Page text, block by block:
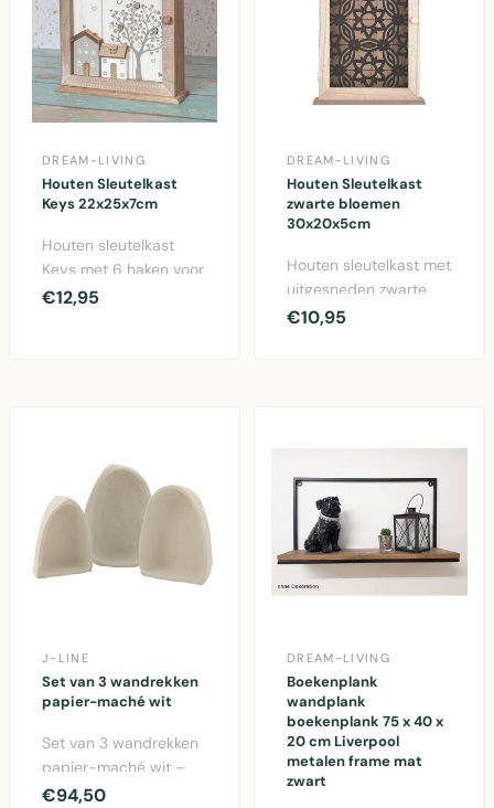
DREAM-LIVING
Houten Sleutelkast
Keys 22x25x7cm
Houten sleutelkast
Keys met 6 haken voor
overzichtelijk
€12,95
DREAM-LIVING
Houten Sleutelkast
zwarte bloemen
30x20x5cm
Houten sleutelkast met
uitgesneden zwarte
bloemen, 30x20x5cm,
€10,95
J-LINE
Set van 3 wandrekken
papier-maché wit
Set van 3 wandrekken
papier-maché wit –
elegante
€94,50
DREAM-LIVING
Boekenplank
wandplank
boekenplank 75 x 40 x
20 cm Liverpool
metalen frame mat
zwart